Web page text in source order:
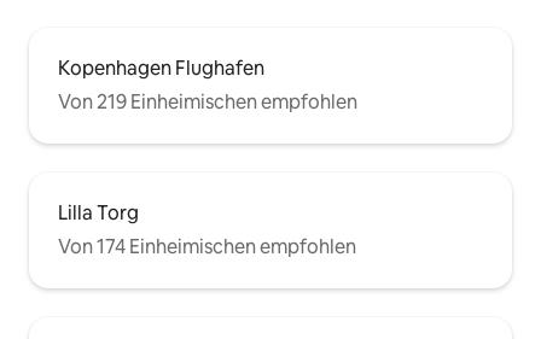
Kopenhagen Flughafen
Von 219 Einheimischen empfohlen
Lilla Torg
Von 174 Einheimischen empfohlen